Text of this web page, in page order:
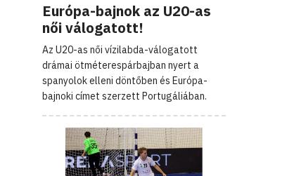
Európa-bajnok az U20-as
női válogatott!
Az U20-as női vízilabda-válogatott
drámai ötméterespárbajban nyert a
spanyolok elleni döntőben és Európa-
bajnoki címet szerzett Portugáliában.